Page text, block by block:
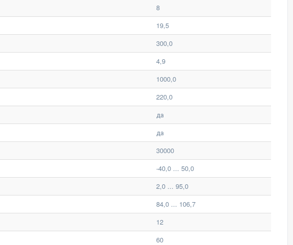
8
19,5
300,0
4,9
1000,0
220,0
да
да
30000
-40,0 ... 50,0
2,0 ... 95,0
84,0 ... 106,7
12
60